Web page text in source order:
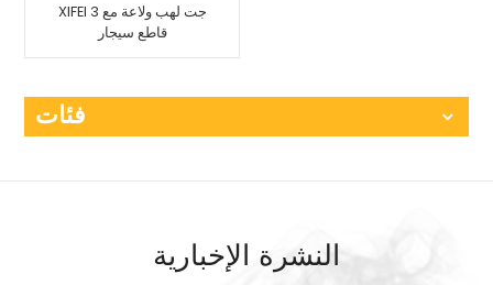
XIFEI 3 جت لهب ولاعة مع
قاطع سيجار
فئات
النشرة الإخبارية